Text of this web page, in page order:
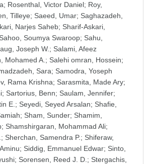
; Rosenthal, Victor Daniel; Roy,
Tilleye; Saeed, Umar; Saghazadeh,
Narjes Saheb; Sharif-Askari,
Sahoo, Soumya Swaroop; Sahu,
Joseph W. ; Salami, Afeez
Mohamed A. ; Salehi omran, Hossein;
Sara; Samodra, Yoseph
Rama Krishna; Sarasmita, Made Ary;
; Sartorius, Benn; Saulam, Jennifer;
E. ; Seyedi, Seyed Arsalan; Shafie,
; Sham, Sunder; Shamim,
; Shamshirgaran, Mohammad Ali;
; Sherchan, Samendra P.; Shiferaw,
; Siddig, Emmanuel Edwar; Sinto,
; Sorensen, Reed J. D. ; Stergachis,